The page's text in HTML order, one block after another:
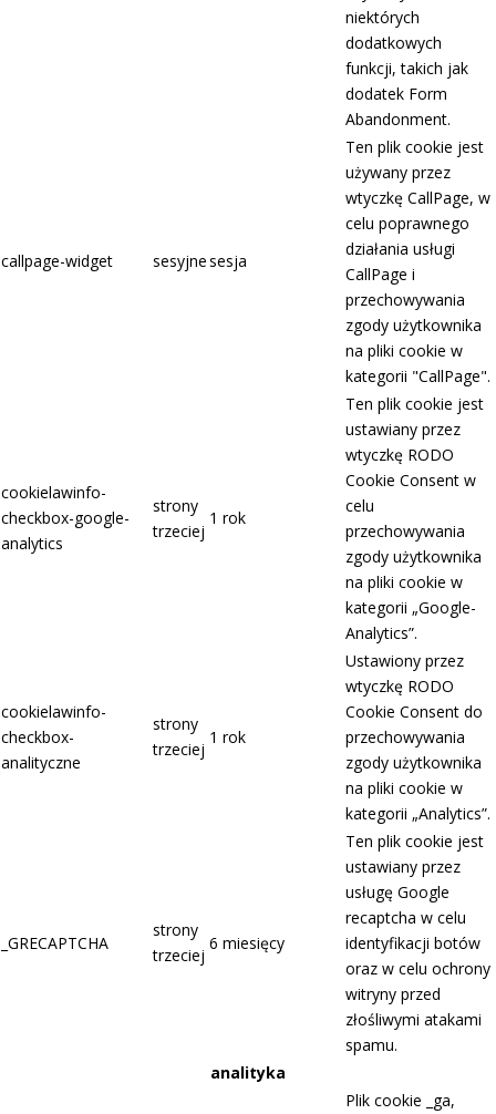
niektórych
dodatkowych
funkcji, takich jak
dodatek Form
Abandonment.
callpage-widget sesyjnesesja
Ten plik cookie jest
używany przez
wtyczkę CallPage, w
celu poprawnego
działania usługi
CallPage i
przechowywania
zgody użytkownika
na pliki cookie w
kategorii "CallPage".
cookielawinfo-
checkbox-google-
analytics
strony
trzeciej
1 rok
Ten plik cookie jest
ustawiany przez
wtyczkę RODO
Cookie Consent w
celu
przechowywania
zgody użytkownika
na pliki cookie w
kategorii „Google-
Analytics”.
cookielawinfo-
checkbox-
analityczne
strony
trzeciej
1 rok
Ustawiony przez
wtyczkę RODO
Cookie Consent do
przechowywania
zgody użytkownika
na pliki cookie w
kategorii „Analytics”.
_GRECAPTCHA
strony
trzeciej
6 miesięcy
Ten plik cookie jest
ustawiany przez
usługę Google
recaptcha w celu
identyfikacji botów
oraz w celu ochrony
witryny przed
złośliwymi atakami
spamu.
analityka
Plik cookie _ga,